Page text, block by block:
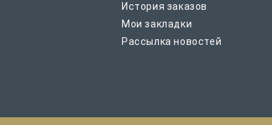
История заказов
Мои закладки
Рассылка новостей